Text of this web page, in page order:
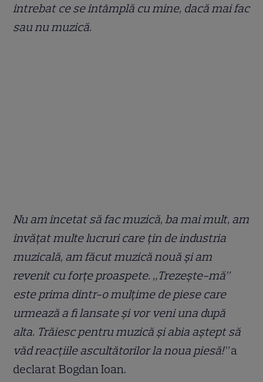
întrebat ce se întâmplă cu mine, dacă mai fac
sau nu muzică.
Nu am încetat să fac muzică, ba mai mult, am
învățat multe lucruri care țin de industria
muzicală, am făcut muzică nouă și am
revenit cu forțe proaspete. „Trezește-mă”
este prima dintr-o mulțime de piese care
urmează a fi lansate și vor veni una după
alta. Trăiesc pentru muzică și abia aștept să
văd reacțiile ascultătorilor la noua piesă!”a
declarat Bogdan Ioan.